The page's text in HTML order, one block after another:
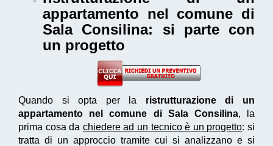
appartamento nel comune di
Sala Consilina: si parte con
un progetto
Quando si opta per la ristrutturazione di un
appartamento nel comune di Sala Consilina, la
prima cosa da chiedere ad un tecnico è un progetto: si
tratta di un approccio tramite cui si analizzano e si